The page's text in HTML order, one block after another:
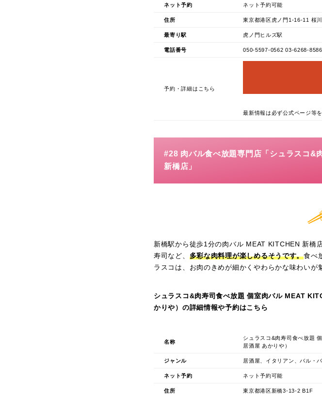
ネット予約 ネット予約可能
住所 東京都港区虎ノ門1-16-11 桜
最寄り駅 虎ノ門ヒルズ駅
電話番号 050-5597-0562 03-6268-8586
予約・詳細はこちら
最新情報は必ず公式ページ等
#28 肉バル食べ放題専門店「シュラスコ&
新橋店」
新橋駅から徒歩1分の肉バル MEAT KITCHEN 新橋
寿司など、 多彩な肉料理が楽しめるそうです。食べ
ラスコは、お肉のきめが細かくやわらかな味わいが
シュラスコ&肉寿司食べ放題 個室肉バル MEAT
かりや）の詳細情報や予約はこちら
名称
シュラスコ&肉寿司食べ放題
居酒屋 あかりや）
ジャンル 居酒屋、イタリアン、バル・
ネット予約 ネット予約可能
住所 東京都港区新橋3-13-2 B1F